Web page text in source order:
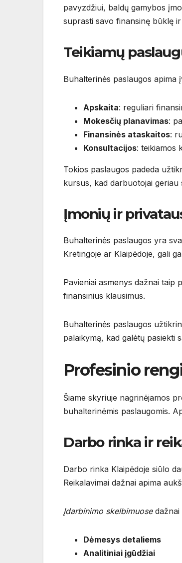
pavyzdžiui, baldų gamybos
suprasti savo finansinę būklę
Teikiamų
Buhalterinės paslaugos apima
Apskaita: reguliari
Mokesčių planavimas:
Finansinės ataskaitos:
Konsultacijos: teikiamos
Tokios paslaugos padeda
kursus, kad darbuotojai
Įmonių ir
Buhalterinės paslaugos yra
Kretingoje ar Klaipėdoje, gali
Pavieniai asmenys dažnai taip
finansinius klausimus.
Buhalterinės paslaugos
palaikymą, kad galėtų pasiekti
Profesinio
Šiame skyriuje nagrinėjamos
buhalterinėmis paslaugomis.
Darbo rinka ir
Darbo rinka Klaipėdoje siūlo
Reikalavimai dažnai apima
Įdarbinimo skelbimuosedažnai
Dėmesys detaliems
Analitiniai įgūdžiai